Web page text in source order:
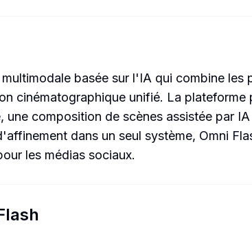
basée sur l'IA qui combine
cinématographique unifié. La plateforme
composition de scènes assistée par
dans un seul système, Omni
les médias sociaux.